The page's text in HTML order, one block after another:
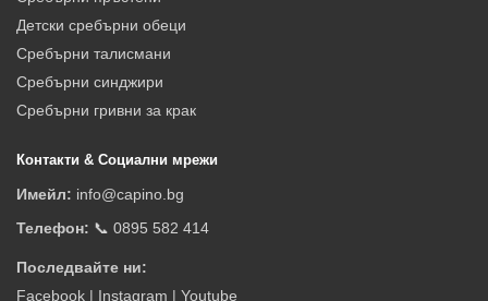
Детски сребърни обеци
Сребърни талисмани
Сребърни синджири
Сребърни гривни за крак
Контакти & Социални мрежи
Имейл: info@capino.bg
Телефон: 📞 0895 582 414
Последвайте ни:
Facebook | Instagram | Youtube